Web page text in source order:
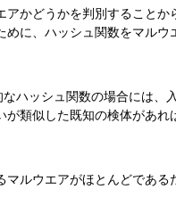
かどうかを判別すること
に、ハッシュ関数をマル
ハッシュ関数の場合には、
類似した既知の検体があ
ルウエアがほとんどであ